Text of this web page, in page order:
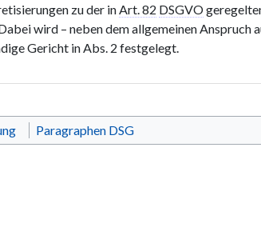
zu der in Art. 82 DSGVO
wird – neben dem allgemeinen Anspruch
Gericht in Abs. 2 festgelegt.
Paragraphen DSG